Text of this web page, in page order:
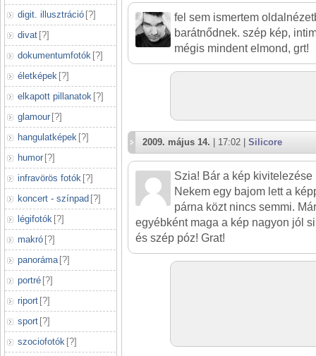
digit. illusztráció [?]
divat [?]
dokumentumfotók [?]
életképek [?]
elkapott pillanatok [?]
glamour [?]
hangulatképek [?]
humor [?]
infravörös fotók [?]
koncert - színpad [?]
légifotók [?]
makró [?]
panoráma [?]
portré [?]
riport [?]
sport [?]
szociofotók [?]
fel sem ismertem
barátnődnek. szép kép,
mégis mindent elmond, grt!
2009. május 14. | 17:02 | Silicore
Szia! Bár a kép
Nekem egy bajom lett a
párna közt nincs semmi.
egyébként maga a kép nagyon jól
és szép póz! Grat!